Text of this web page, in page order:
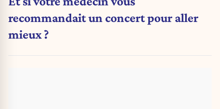
recommandait un concert pour aller
mieux ?